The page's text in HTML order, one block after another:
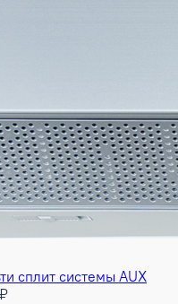
сплит системы AUX